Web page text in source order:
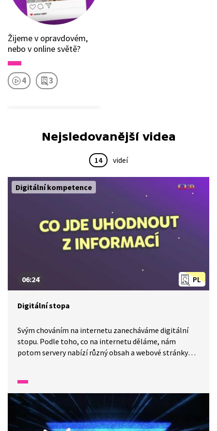
Žijeme v opravdovém,
nebo v online světě?
4 3
Nejsledovanější videa
14 videí
Digitální kompetence
PL
06:24
Digitální stopa
Svým chováním na internetu zanecháváme digitální
stopu. Podle toho, co na internetu děláme, nám
potom servery nabízí různý obsah a webové stránky
využívat zadarmo. Může se také hodit vědět, komu
patří který server.